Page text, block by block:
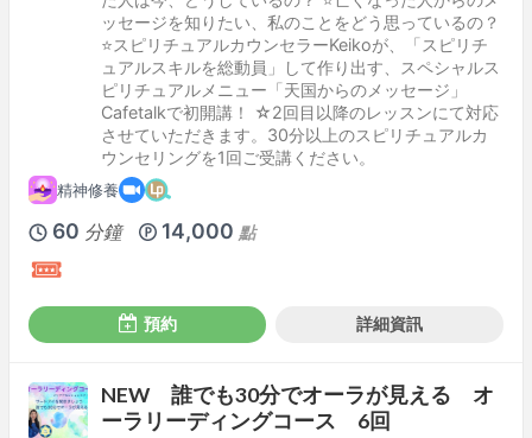
ッセージを知りたい、私のことをどう思っているの？
⭐️スピリチュアルカウンセラーKeikoが、「スピリチ
ュアルスキルを総動員」して作り出す、スペシャルス
ピリチュアルメニュー「天国からのメッセージ」
Cafetalkで初開講！ ☆2回目以降のレッスンにて対応
させていただきます。30分以上のスピリチュアルカ
ウンセリングを1回ご受講ください。
精神修養
60 分鐘 14,000 點
預約 詳細資訊
NEW 誰でも30分でオーラが見える オ
ーラリーディングコース 6回